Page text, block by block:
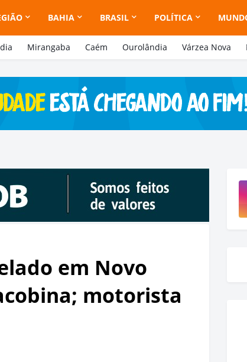
BAHIA BRASIL POLÍTICA
Mirangaba Caém Ourolândia Várzea Nova
em Novo
motorista